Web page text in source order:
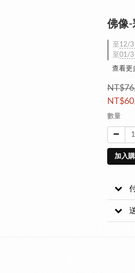
佛像-
至 12/
至01/
查看更
數量
加入